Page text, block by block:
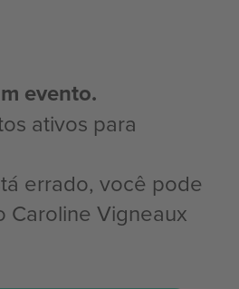
evento.
ativos para
errado, você pode
Caroline Vigneaux